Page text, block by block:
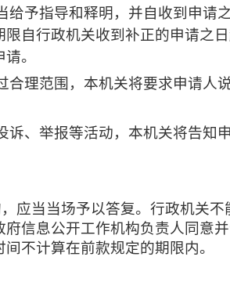
给予指导和释明，并自收到申请
自行政机关收到补正的申请之
。
理范围，本机关将要求申请人
、举报等活动，本机关将告知
应当当场予以答复。行政机关
信息公开工作机构负责人同意
不计算在前款规定的期限内。